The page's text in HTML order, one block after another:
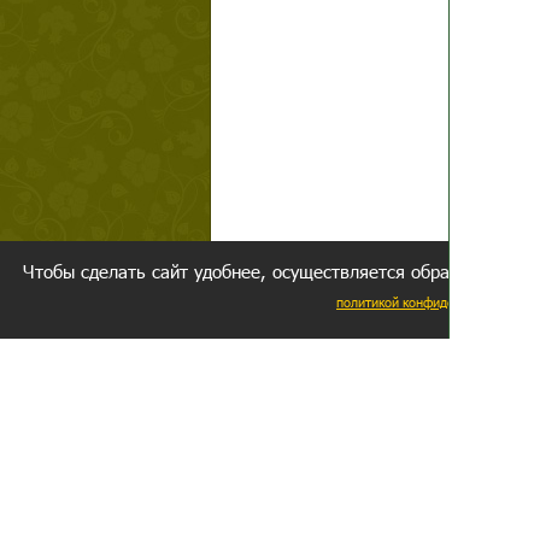
Чтобы сделать сайт удобнее, осуществляется обработка и
политикой конфиденциальности